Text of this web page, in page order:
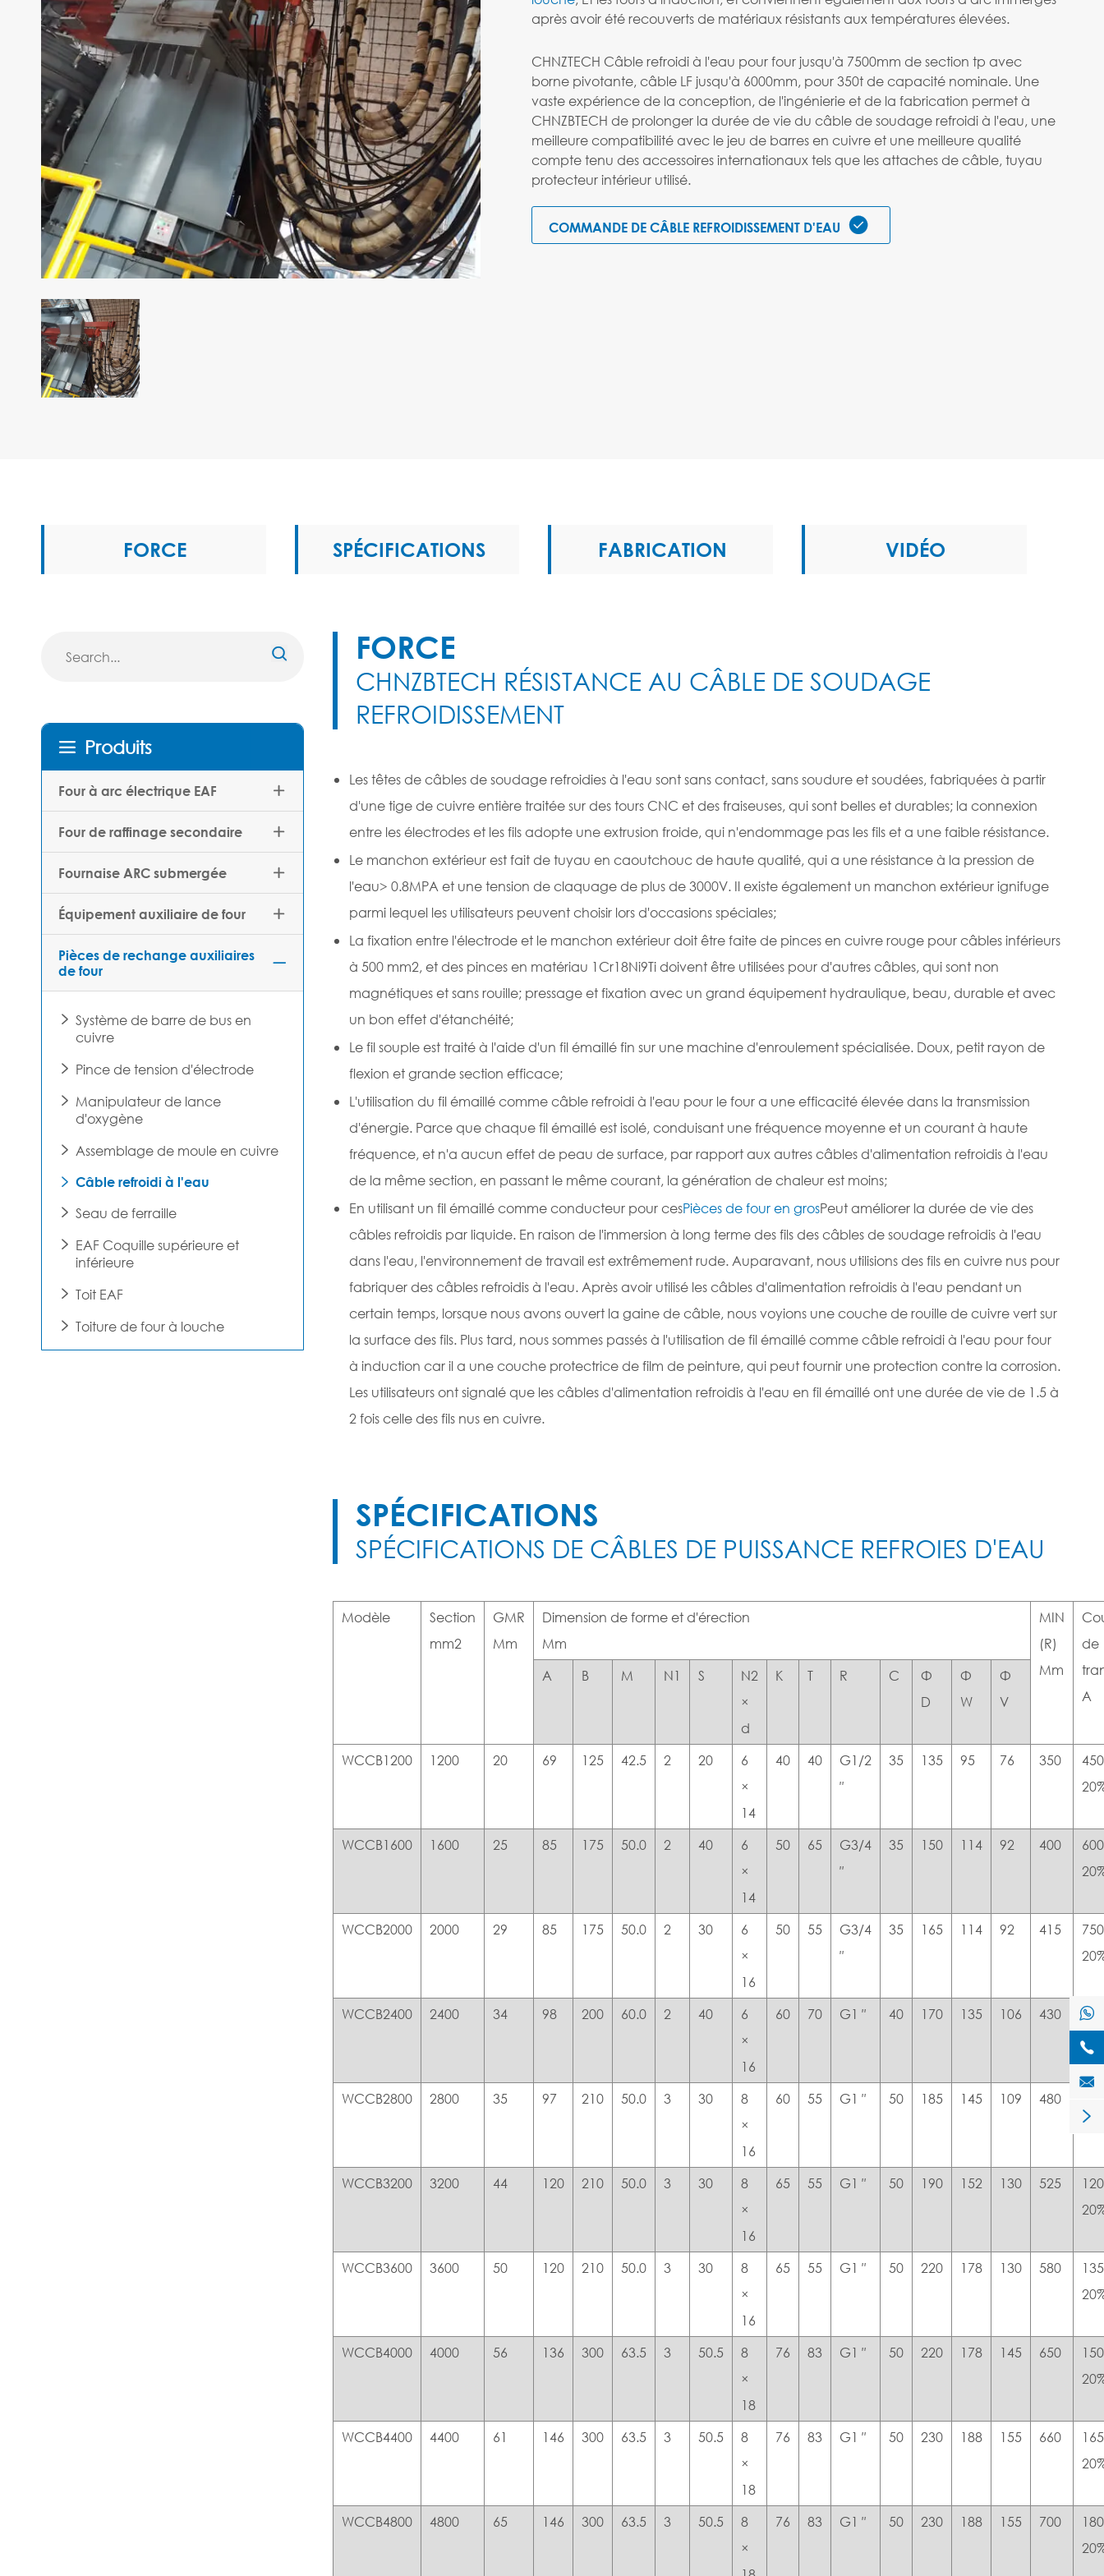
après avoir été recouverts de matériaux résistants aux températures élevées.
CHNZTECH Câble refroidi à l'eau pour four jusqu'à 7500mm de section tp avec
borne pivotante, câble LF jusqu'à 6000mm, pour 350t de capacité nominale. Une
vaste expérience de la conception, de l'ingénierie et de la fabrication permet à
CHNZBTECH de prolonger la durée de vie du câble de soudage refroidi à l'eau, une
meilleure compatibilité avec le jeu de barres en cuivre et une meilleure qualité
compte tenu des accessoires internationaux tels que les attaches de câble, tuyau
protecteur intérieur utilisé.
COMMANDE DE CÂBLE REFROIDISSEMENT D'EAU 
FORCE SPÉCIFICATIONS FABRICATION VIDÉO

 Produits
Four à arc électrique EAF 
Four de raffinage secondaire 
Fournaise ARC submergée 
Équipement auxiliaire de four 
Pièces de rechange auxiliaires
de four

 Système de barre de bus en
cuivre
 Pince de tension d'électrode

Manipulateur de lance
d'oxygène
 Assemblage de moule en cuivre
 Câble refroidi à l'eau
 Seau de ferraille

EAF Coquille supérieure et
inférieure
 Toit EAF
 Toiture de four à louche
FORCE
CHNZBTECH RÉSISTANCE AU CÂBLE DE SOUDAGE
REFROIDISSEMENT
Les têtes de câbles de soudage refroidies à l'eau sont sans contact, sans soudure et soudées, fabriquées à partir
d'une tige de cuivre entière traitée sur des tours CNC et des fraiseuses, qui sont belles et durables; la connexion
entre les électrodes et les fils adopte une extrusion froide, qui n'endommage pas les fils et a une faible résistance.
Le manchon extérieur est fait de tuyau en caoutchouc de haute qualité, qui a une résistance à la pression de
l'eau> 0.8MPA et une tension de claquage de plus de 3000V. Il existe également un manchon extérieur ignifuge
parmi lequel les utilisateurs peuvent choisir lors d'occasions spéciales;
La fixation entre l'électrode et le manchon extérieur doit être faite de pinces en cuivre rouge pour câbles inférieurs
à 500 mm2, et des pinces en matériau 1Cr18Ni9Ti doivent être utilisées pour d'autres câbles, qui sont non
magnétiques et sans rouille; pressage et fixation avec un grand équipement hydraulique, beau, durable et avec
un bon effet d'étanchéité;
Le fil souple est traité à l'aide d'un fil émaillé fin sur une machine d'enroulement spécialisée. Doux, petit rayon de
flexion et grande section efficace;
L'utilisation du fil émaillé comme câble refroidi à l'eau pour le four a une efficacité élevée dans la transmission
d'énergie. Parce que chaque fil émaillé est isolé, conduisant une fréquence moyenne et un courant à haute
fréquence, et n'a aucun effet de peau de surface, par rapport aux autres câbles d'alimentation refroidis à l'eau
de la même section, en passant le même courant, la génération de chaleur est moins;
En utilisant un fil émaillé comme conducteur pour cesPièces de four en grosPeut améliorer la durée de vie des
câbles refroidis par liquide. En raison de l'immersion à long terme des fils des câbles de soudage refroidis à l'eau
dans l'eau, l'environnement de travail est extrêmement rude. Auparavant, nous utilisions des fils en cuivre nus pour
fabriquer des câbles refroidis à l'eau. Après avoir utilisé les câbles d'alimentation refroidis à l'eau pendant un
certain temps, lorsque nous avons ouvert la gaine de câble, nous voyions une couche de rouille de cuivre vert sur
la surface des fils. Plus tard, nous sommes passés à l'utilisation de fil émaillé comme câble refroidi à l'eau pour four
à induction car il a une couche protectrice de film de peinture, qui peut fournir une protection contre la corrosion.
Les utilisateurs ont signalé que les câbles d'alimentation refroidis à l'eau en fil émaillé ont une durée de vie de 1.5 à
2 fois celle des fils nus en cuivre.
SPÉCIFICATIONS
SPÉCIFICATIONS DE CÂBLES DE PUISSANCE REFROIES D'EAU
Modèle
Section
mm2
GMR
Mm
Dimension de forme et d'érection
Mm
MIN
(R)
Mm
de
A
A B M N1 S
N2
×
d
K T R C
Φ
D
Φ
W
Φ
V
WCCB1200 1200 20 69 125 42.5 2 20
6
×
14
40 40
G1/2
″
35 135 95 76 350
WCCB1600 1600 25 85 175 50.0 2 40
6
×
14
50 65
G3/4
″
35 150 114 92 400
WCCB2000 2000 29 85 175 50.0 2 30
6
×
16
50 55
G3/4
″
35 165 114 92 415
WCCB2400 2400 34 98 200 60.0 2 40
6
×
16
60 70 G1 ″ 40 170 135 106 430
WCCB2800 2800 35 97 210 50.0 3 30
8
×
16
60 55 G1 ″ 50 185 145 109 480
WCCB3200 3200 44 120 210 50.0 3 30
8
×
16
65 55 G1 ″ 50 190 152 130 525
WCCB3600 3600 50 120 210 50.0 3 30
8
×
16
65 55 G1 ″ 50 220 178 130 580
WCCB4000 4000 56 136 300 63.5 3 50.5
8
×
18
76 83 G1 ″ 50 220 178 145 650
WCCB4400 4400 61 146 300 63.5 3 50.5
8
×
18
76 83 G1 ″ 50 230 188 155 660
WCCB4800 4800 65 146 300 63.5 3 50.5
8
×
76 83 G1 ″ 50 230 188 155 700



